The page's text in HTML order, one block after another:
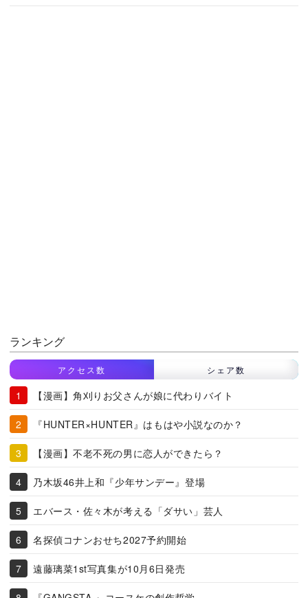
ランキング
アクセス数 シェア数
【漫画】角刈りお父さんが娘に代わりバイト
『HUNTER×HUNTER』はもはや小説なのか？
【漫画】不老不死の男に恋人ができたら？
乃木坂46井上和『少年サンデー』登場
エバース・佐々木が考える「ダサい」芸人
名探偵コナンおせち2027予約開始
遠藤璃菜1st写真集が10月6日発売